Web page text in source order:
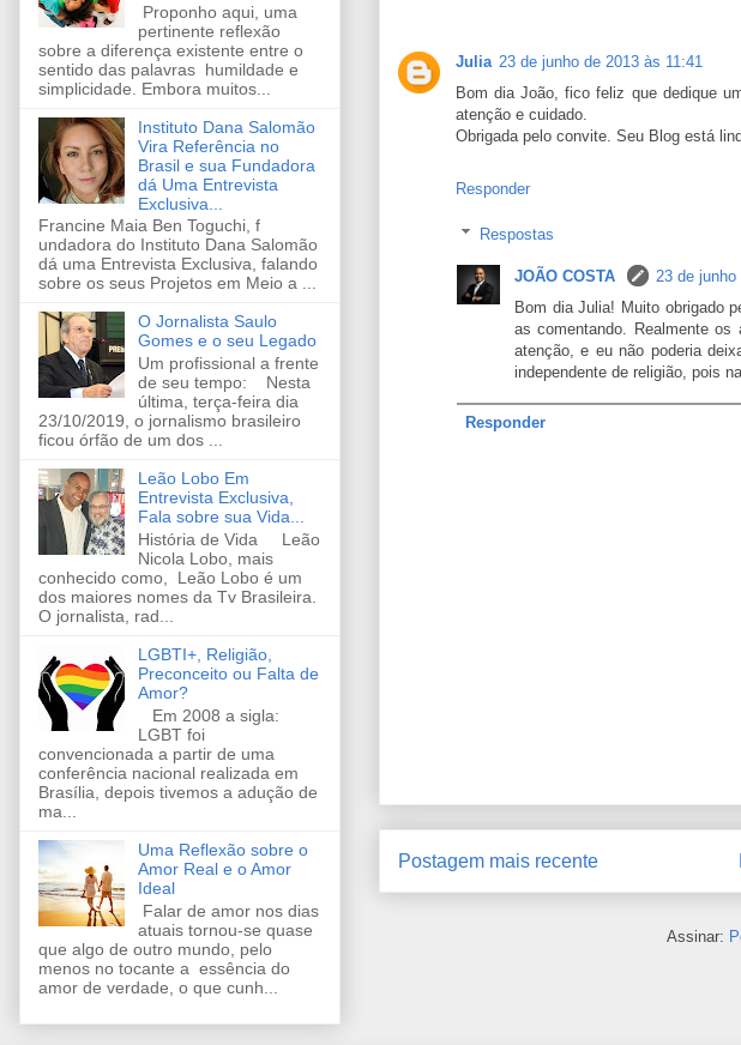
Julia 23 de junho de 2013 às 11:41
Bom dia João, fico feliz que dedique
atenção e cuidado.
Obrigada pelo convite. Seu Blog está
Responder
Respostas
JOÃO COSTA
23 de
Bom dia Julia! Muito obrigado
as comentando. Realmente
atenção, e eu não poderia
independente de religião, pois
Responder
Postagem mais recente
Assinar:
Proponho aqui, uma
pertinente reflexão
sobre a diferença existente entre o
sentido das palavras humildade e
simplicidade. Embora muitos...
Instituto Dana Salomão
Vira Referência no
Brasil e sua Fundadora
dá Uma Entrevista
Exclusiva...
Francine Maia Ben Toguchi, f
undadora do Instituto Dana Salomão
dá uma Entrevista Exclusiva, falando
sobre os seus Projetos em Meio a ...
O Jornalista Saulo
Gomes e o seu Legado
Um profissional a frente
de seu tempo: Nesta
última, terça-feira dia
23/10/2019, o jornalismo brasileiro
ficou órfão de um dos ...
Leão Lobo Em
Entrevista Exclusiva,
Fala sobre sua Vida...
História de Vida Leão
Nicola Lobo, mais
conhecido como, Leão Lobo é um
dos maiores nomes da Tv Brasileira.
O jornalista, rad...
LGBTI+, Religião,
Preconceito ou Falta de
Amor?
Em 2008 a sigla:
LGBT foi
convencionada a partir de uma
conferência nacional realizada em
Brasília, depois tivemos a adução de
ma...
Uma Reflexão sobre o
Amor Real e o Amor
Ideal
Falar de amor nos dias
atuais tornou-se quase
que algo de outro mundo, pelo
menos no tocante a essência do
amor de verdade, o que cunh...